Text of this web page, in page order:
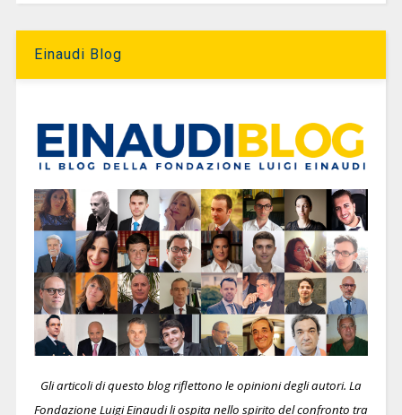
Einaudi Blog
Gli articoli di questo blog riflettono le opinioni degli autori. La
Fondazione Luigi Einaudi li ospita nello spirito del confronto tra